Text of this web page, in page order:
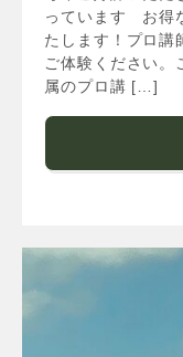
っています お得
たします！プロ講
ご体験ください
属のプロ講 […]